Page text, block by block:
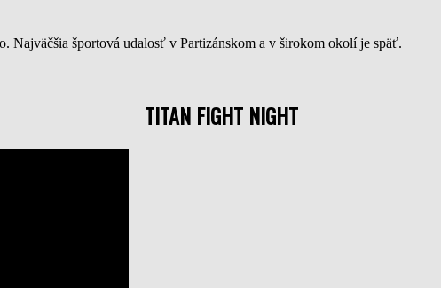
Najväčšia športová udalosť v Partizánskom a v širokom okolí je späť.
TITAN FIGHT NIGHT